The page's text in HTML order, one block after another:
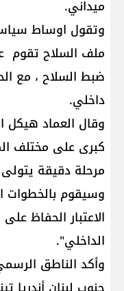
ميداني.
وتقول اوساط
ملف السلاح
ضبط السلاح ، مع
داخلي.
وقال العماد
كبرى على مختلف
مرحلة دقيقة
وسيقوم بالخطوات
الاعتبار الحفاظ
الداخلي".
وأكد الناطق